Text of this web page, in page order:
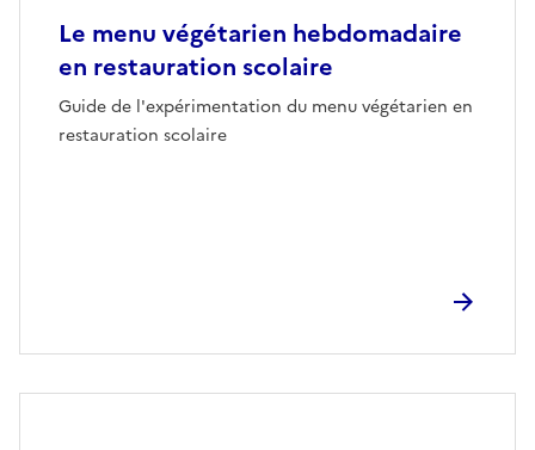
Le menu végétarien hebdomadaire
en restauration scolaire
Guide de l'expérimentation du menu végétarien en
restauration scolaire